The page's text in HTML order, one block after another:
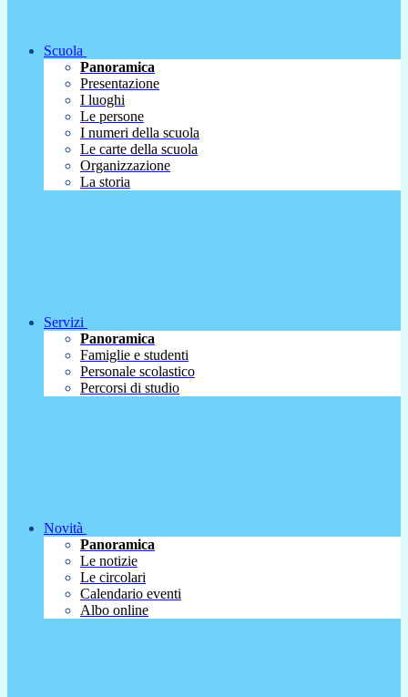
Scuola
Panoramica
Presentazione
I luoghi
Le persone
I numeri della scuola
Le carte della scuola
Organizzazione
La storia
Servizi
Panoramica
Famiglie e studenti
Personale scolastico
Percorsi di studio
Novità
Panoramica
Le notizie
Le circolari
Calendario eventi
Albo online